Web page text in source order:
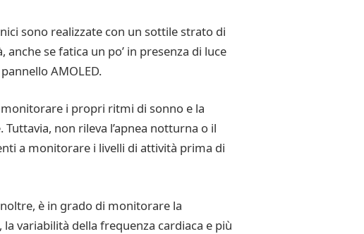
sono realizzate con un sottile strato di
se fatica un po’ in presenza di luce
AMOLED.
i propri ritmi di sonno e la
non rileva l’apnea notturna o il
a monitorare i livelli di attività prima di
è in grado di monitorare la
variabilità della frequenza cardiaca e più